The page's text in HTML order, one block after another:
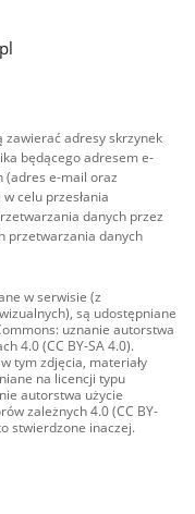
zawierać adresy skrzynek
będącego adresem e-
(adres e-mail oraz
celu przesłania
danych przez
przetwarzania danych
w serwisie (z
są udostępniane
uznanie autorstwa
4.0 (CC BY-SA 4.0).
tym zdjęcia, materiały
na licencji typu
autorstwa użycie
zależnych 4.0 (CC BY-
stwierdzone inaczej.